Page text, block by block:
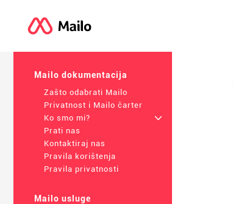
Mailo dokumentacija
Zašto odabrati Mailo
Privatnost i Mailo čarter
Ko smo mi?
+
Prati nas
Kontaktiraj nas
Pravila korištenja
Pravila privatnosti
Mailo usluge